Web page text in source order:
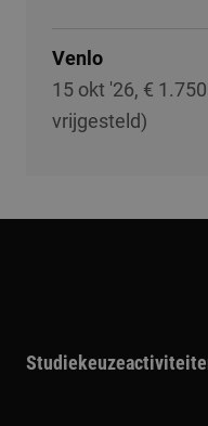
Venlo
15 okt '26, €
vrijgesteld)